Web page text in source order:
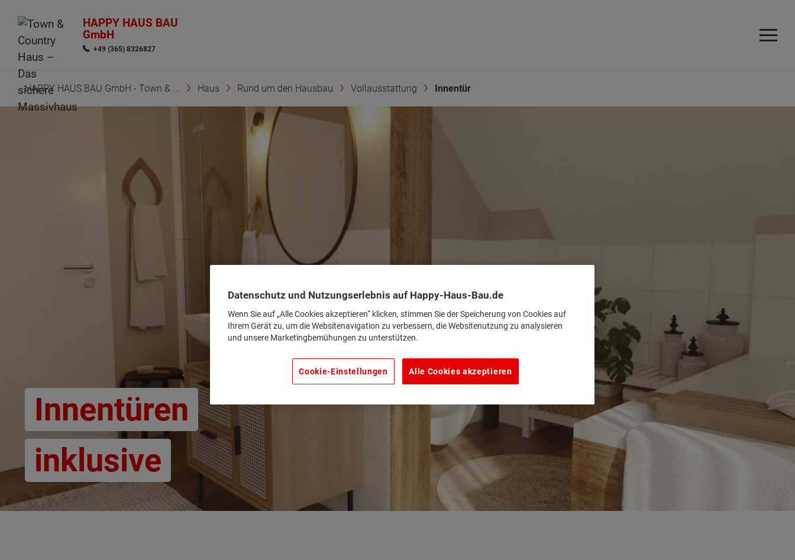
HAPPY HAUS BAU
GmbH
+49 (365) 8326827
HAPPY HAUS BAU GmbH - Town & ... Haus Rund um den Hausbau Vollausstattung Innentür
Innentüren
inklusive
Datenschutz und Nutzungserlebnis auf Happy-Haus-Bau.de
Wenn Sie auf „Alle Cookies akzeptieren“ klicken, stimmen Sie der Speicherung von Cookies auf
Ihrem Gerät zu, um die Websitenavigation zu verbessern, die Websitenutzung zu analysieren
und unsere Marketingbemühungen zu unterstützen.
Cookie-Einstellungen Alle Cookies akzeptieren